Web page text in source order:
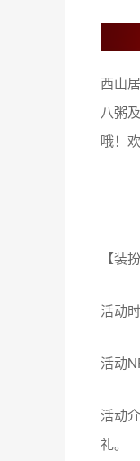
西山
八粥
哦！
【装
活动
活动
活动
礼。